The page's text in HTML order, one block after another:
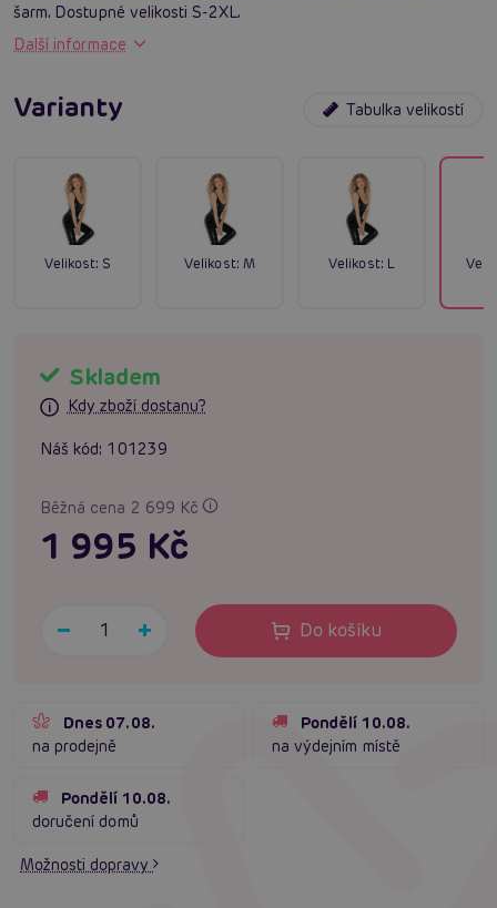
šarm. Dostupné velikosti S-2XL.
Další informace
Varianty Tabulka velikostí
Velikost: S Velikost: M Velikost: L
Skladem
Kdy zboží dostanu?
Náš kód: 101239
Běžná cena 2 699 Kč
1 995 Kč
Do košíku
Dnes 07.08.
na prodejně
Pondělí 10.08.
na výdejním místě
Pondělí 10.08.
doručení domů
Možnosti dopravy